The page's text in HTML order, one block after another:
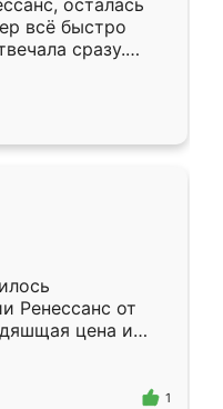
осталась
всё быстро
сразу.
подошёл к
Собрали
даже
Ренессанс от
цена и
Приехавший
самый
1